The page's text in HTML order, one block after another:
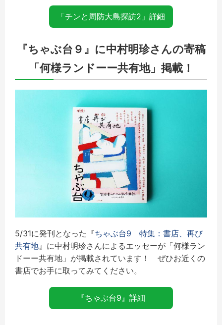
「チンと周防大島探訪2」 詳細
『ちゃぶ台９』に中村明珍さんの寄稿
「何様ランドーー共有地」掲載！
5/31に発刊となった『ちゃぶ台9 特集：書店、再び
共有地』に中村明珍さんによるエッセーが「何様ラン
ドーー共有地」が掲載されています！ ぜひお近くの
書店でお手に取ってみてください。
『ちゃぶ台9』詳細